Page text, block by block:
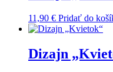
11,90 € Pridať do
Dizajn